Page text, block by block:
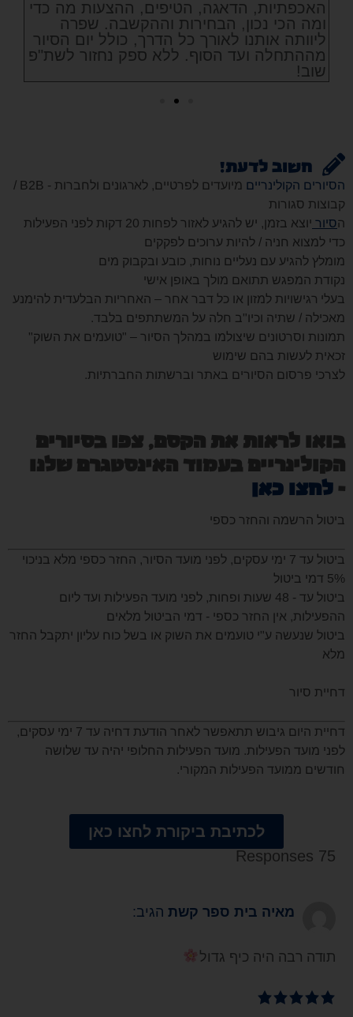
האכפתיות, הדאגה, הטיפים, ההצעות מה כדי
ומה הכי נכון, הבחירות וההקשבה. שפרה
ליוותה אותנו לאורך כל הדרך, כולל יום הסיור
מההתחלה ועד הסוף. ללא ספק נחזור לשת"פ
שוב!
חשוב לדעת!
הסיורים הקולינריים
מיועדים לפרטיים, לארגונים ולחברות - B2B /
קבוצות סגורות
הסיור
יוצא בזמן, יש להגיע לאזור לפחות 20 דקות לפני הפעילות
כדי למצוא חניה / להיות ערוכים לפקקים
מומלץ להגיע עם נעליים נוחות, כובע ובקבוק מים
נקודת המפגש תתואם מולך באופן אישי
בעלי רגישויות למזון או כל דבר אחר – האחריות הבלעדית להימנע
מאכילה / שתיה וכיו"ב חלה על המשתתפים בלבד.
תמונות וסרטונים שיצולמו במהלך הסיור – "טועמים את השוק"
זכאית לעשות בהם שימוש
לצרכי פרסום הסיורים באתר וברשתות החברתיות.
בואו לראות את הקסם, צפו בסיורים
הקולינריים בעמוד האינסטגרם שלנו
- לחצו כאן
ביטול הרשמה והחזר כספי
ביטול עד 7 ימי עסקים, לפני מועד הסיור, החזר כספי מלא בניכוי
5% דמי ביטול
ביטול עד - 48 שעות ופחות, לפני מועד הפעילות ועד ליום
ההפעילות, אין החזר כספי - דמי הביטול מלאים
ביטול שנעשה ע"י טועמים את השוק או בשל כוח עליון יתקבל החזר
מלא
דחיית סיור
דחיית היום גיבוש תתאפשר לאחר הודעת דחיה עד 7 ימי עסקים,
לפני מועד הפעילות. מועד הפעילות החלופי יהיה עד שלושה
חודשים ממועד הפעילות המקורי.
לכתיבת ביקורת לחצו כאן
75 Responses
מאיה בית ספר קשת הגיב:
תודה רבה היה כיף גדול